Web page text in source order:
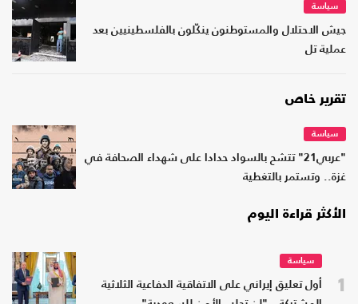
سياسة
جيش الاحتلال والمستوطنون ينكّلون بالفلسطينيين بعد
عملية تل
تقرير خاص
سياسة
"عربي21" تتشح بالسواد حدادا على شهداء الصحافة في
غزة.. وتستمر بالتغطية
الأكثر قراءة اليوم
1
سياسة
أول تعليق إيراني على الاتفاقية الدفاعية الثلاثية